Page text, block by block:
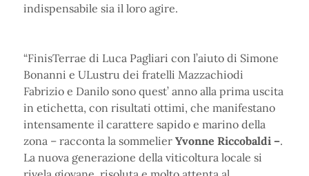
indispensabile sia il loro agire.
“FinisTerrae di Luca Pagliari con l’aiuto di Simone
Bonanni e ULustru dei fratelli Mazzachiodi
Fabrizio e Danilo sono quest’ anno alla prima uscita
in etichetta, con risultati ottimi, che manifestano
intensamente il carattere sapido e marino della
zona – racconta la sommelier Yvonne Riccobaldi –.
La nuova generazione della viticoltura locale si